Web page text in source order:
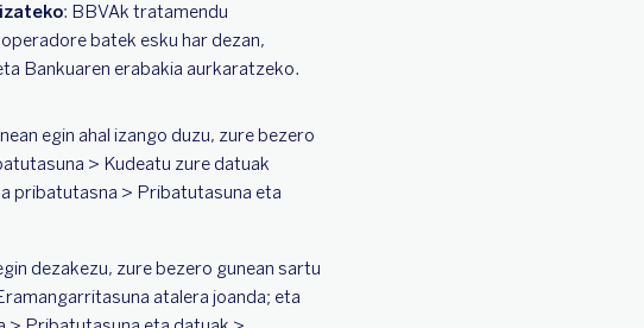
: BBVAk tratamendu
batek esku har dezan,
Bankuaren erabakia aurkaratzeko.
egin ahal izango duzu, zure bezero
> Kudeatu zure datuak
pribatutasna > Pribatutasuna eta
dezakezu, zure bezero gunean sartu
atalera joanda; eta